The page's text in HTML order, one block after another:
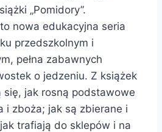
„Pomidory”.
to nowa edukacyjna seria
przedszkolnym i
pełna zabawnych
o jedzeniu. Z książek
jak rosną podstawowe
i zboża; jak są zbierane i
trafiają do sklepów i na